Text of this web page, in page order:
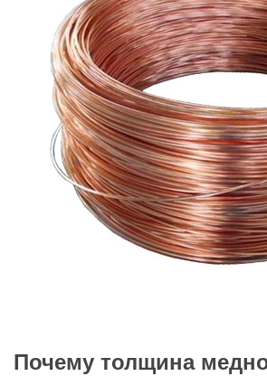
Почему толщина